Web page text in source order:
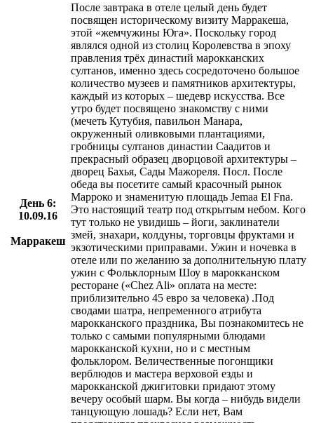
День 6:
10.09.16
Марракеш
После завтрака в отеле целый день будет
посвящен историческому визиту Марракеша,
этой «жемчужины Юга». Поскольку город
являлся одной из столиц Королевства в эпоху
правления трёх династий марокканских
султанов, именно здесь сосредоточено большое
количество музеев и памятников архитектуры,
каждый из которых – шедевр искусства. Все
утро будет посвящено знакомству с ними
(мечеть Кутубия, павильон Манара,
окруженный оливковыми плантациями,
гробницы султанов династии Саадитов и
прекрасный образец дворцовой архитектуры –
дворец Бахья, Сады Мажореля. Посл. После
обеда вы посетите самый красочный рынок
Марроко и знаменитую площадь Jemaa El Fna.
Это настоящий театр под открытым небом. Кого
тут только не увидишь – йоги, заклинатели
змей, знахари, колдуны, торговцы фруктами и
экзотическими приправами. Ужин и ночевка в
отеле или по желанию за дополнительную плату
ужин с Фольклорным Шоу в марокканском
ресторане («Chez Ali» оплата на месте:
приблизительно 45 евро за человека) .Под
сводами шатра, непременного атрибута
марокканского праздника, Вы познакомитесь не
только с самыми популярными блюдами
марокканской кухни, но и с местным
фольклором. Величественные погонщики
верблюдов и мастера верховой езды и
марокканской джигитовки придают этому
вечеру особый шарм. Вы когда – нибудь видели
танцующую лошадь? Если нет, Вам